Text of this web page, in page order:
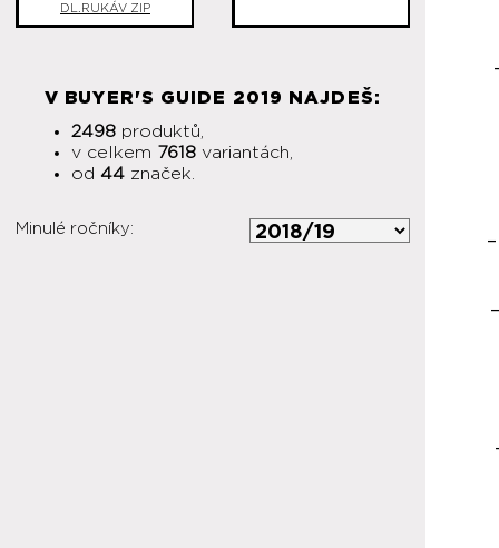
DL.RUKÁV ZIP
V BUYER'S GUIDE 2019 NAJDEŠ:
2498 produktů,
v celkem 7618 variantách,
od 44 značek.
Minulé ročníky: